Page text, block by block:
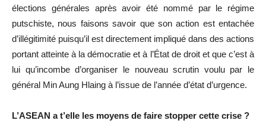
élections générales après avoir été nommé par le régime
putschiste, nous faisons savoir que son action est entachée
d’illégitimité puisqu’il est directement impliqué dans des actions
portant atteinte à la démocratie et à l’État de droit et que c’est à
lui qu’incombe d’organiser le nouveau scrutin voulu par le
général Min Aung Hlaing à l’issue de l’année d’état d’urgence.
L’ASEAN a t’elle les moyens de faire stopper cette crise ?